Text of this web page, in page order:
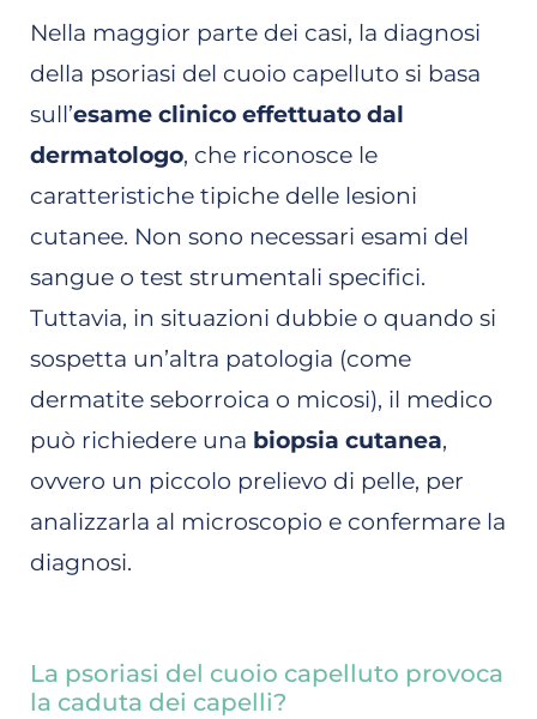
Nella maggior parte dei casi, la diagnosi
della psoriasi del cuoio capelluto si basa
sull’esame clinico effettuato dal
dermatologo, che riconosce le
caratteristiche tipiche delle lesioni
cutanee. Non sono necessari esami del
sangue o test strumentali specifici.
Tuttavia, in situazioni dubbie o quando si
sospetta un’altra patologia (come
dermatite seborroica o micosi), il medico
può richiedere una biopsia cutanea,
ovvero un piccolo prelievo di pelle, per
analizzarla al microscopio e confermare la
diagnosi.
La psoriasi del cuoio capelluto provoca
la caduta dei capelli?